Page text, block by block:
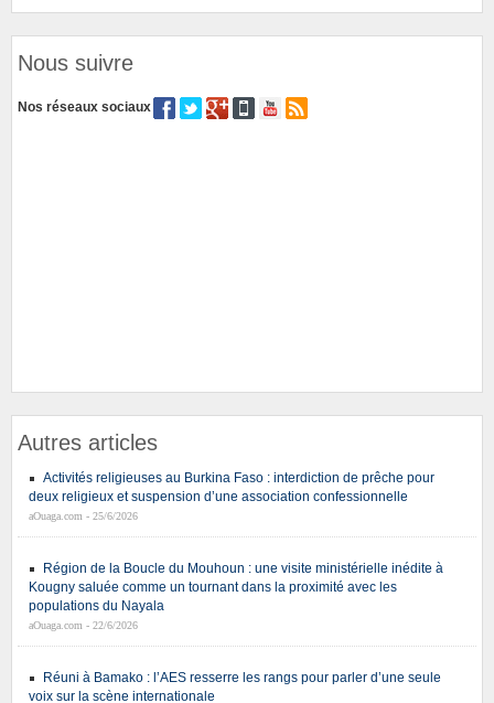
Nous suivre
Nos réseaux sociaux
Autres articles
Activités religieuses au Burkina Faso : interdiction de prêche pour
deux religieux et suspension d’une association confessionnelle
aOuaga.com - 25/6/2026
Région de la Boucle du Mouhoun : une visite ministérielle inédite à
Kougny saluée comme un tournant dans la proximité avec les
populations du Nayala
aOuaga.com - 22/6/2026
Réuni à Bamako : l’AES resserre les rangs pour parler d’une seule
voix sur la scène internationale